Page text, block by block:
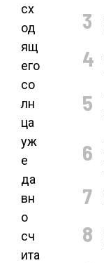
сх
од
ящ
его
со
лн
ца
уж
е
да
вн
о
сч
ита